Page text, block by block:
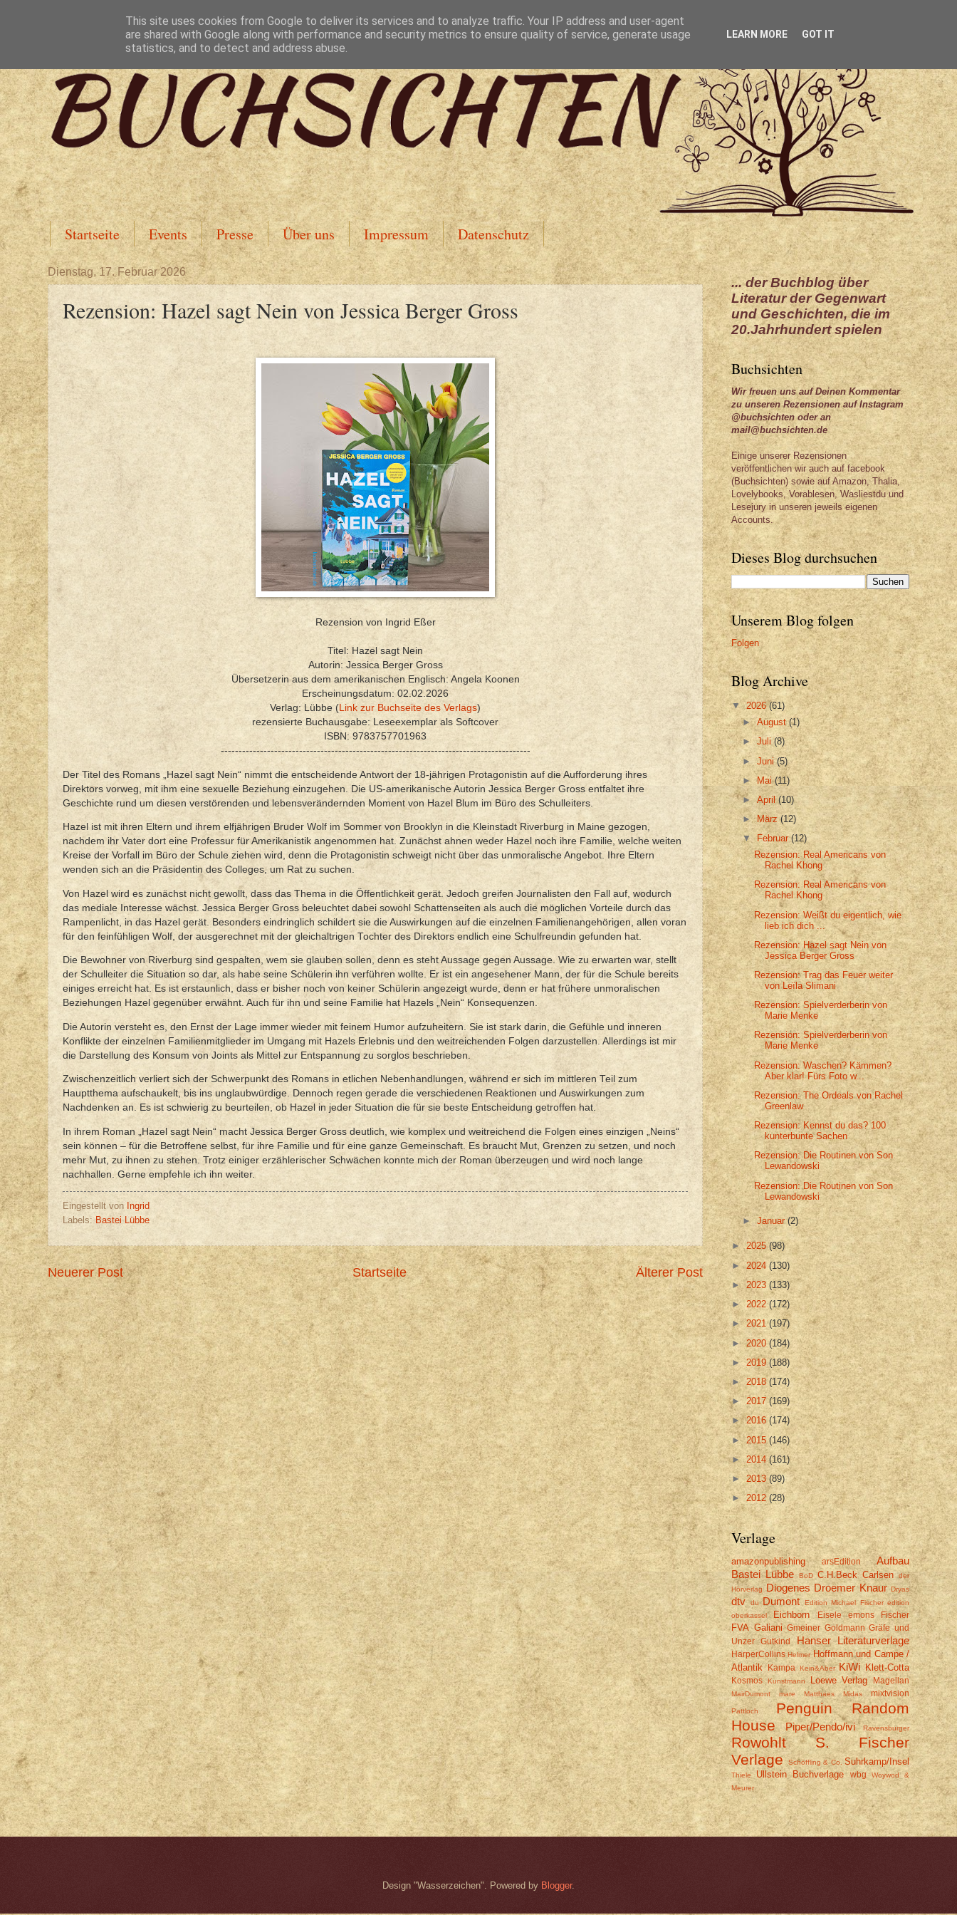
Startseite Events Presse Über uns Impressum Datenschutz
Dienstag, 17. Februar 2026
Rezension: Hazel sagt Nein von Jessica Berger Gross
Rezension von Ingrid Eßer
Titel: Hazel sagt Nein
Autorin: Jessica Berger Gross
Übersetzerin aus dem amerikanischen Englisch: Angela Koonen
Erscheinungsdatum: 02.02.2026
Verlag: Lübbe (Link zur Buchseite des Verlags)
rezensierte Buchausgabe: Leseexemplar als Softcover
ISBN: 9783757701963
---------------------------------------------------------------------------------------
Der Titel des Romans „Hazel sagt Nein“ nimmt die entscheidende Antwort der 18-jährigen Protagonistin auf die Aufforderung ihres
Direktors vorweg, mit ihm eine sexuelle Beziehung einzugehen. Die US-amerikanische Autorin Jessica Berger Gross entfaltet ihre
Geschichte rund um diesen verstörenden und lebensverändernden Moment von Hazel Blum im Büro des Schulleiters.
Hazel ist mit ihren Eltern und ihrem elfjährigen Bruder Wolf im Sommer von Brooklyn in die Kleinstadt Riverburg in Maine gezogen,
nachdem ihr Vater dort eine Professur für Amerikanistik angenommen hat. Zunächst ahnen weder Hazel noch ihre Familie, welche weiten
Kreise der Vorfall im Büro der Schule ziehen wird, denn die Protagonistin schweigt nicht über das unmoralische Angebot. Ihre Eltern
wenden sich an die Präsidentin des Colleges, um Rat zu suchen.
Von Hazel wird es zunächst nicht gewollt, dass das Thema in die Öffentlichkeit gerät. Jedoch greifen Journalisten den Fall auf, wodurch
das mediale Interesse wächst. Jessica Berger Gross beleuchtet dabei sowohl Schattenseiten als auch die möglichen Vorteile durch das
Rampenlicht, in das Hazel gerät. Besonders eindringlich schildert sie die Auswirkungen auf die einzelnen Familienangehörigen, allen voran
für den feinfühligen Wolf, der ausgerechnet mit der gleichaltrigen Tochter des Direktors endlich eine Schulfreundin gefunden hat.
Die Bewohner von Riverburg sind gespalten, wem sie glauben sollen, denn es steht Aussage gegen Aussage. Wie zu erwarten war, stellt
der Schulleiter die Situation so dar, als habe seine Schülerin ihn verführen wollte. Er ist ein angesehener Mann, der für die Schule bereits
einiges erreicht hat. Es ist erstaunlich, dass er bisher noch von keiner Schülerin angezeigt wurde, denn er hat frühere unmoralischen
Beziehungen Hazel gegenüber erwähnt. Auch für ihn und seine Familie hat Hazels „Nein“ Konsequenzen.
Die Autorin versteht es, den Ernst der Lage immer wieder mit feinem Humor aufzuheitern. Sie ist stark darin, die Gefühle und inneren
Konflikte der einzelnen Familienmitglieder im Umgang mit Hazels Erlebnis und den weitreichenden Folgen darzustellen. Allerdings ist mir
die Darstellung des Konsum von Joints als Mittel zur Entspannung zu sorglos beschrieben.
Zwischenzeitlich verliert sich der Schwerpunkt des Romans in etlichen Nebenhandlungen, während er sich im mittleren Teil zum
Hauptthema aufschaukelt, bis ins unglaubwürdige. Dennoch regen gerade die verschiedenen Reaktionen und Auswirkungen zum
Nachdenken an. Es ist schwierig zu beurteilen, ob Hazel in jeder Situation die für sie beste Entscheidung getroffen hat.
In ihrem Roman „Hazel sagt Nein“ macht Jessica Berger Gross deutlich, wie komplex und weitreichend die Folgen eines einzigen „Neins“
sein können – für die Betroffene selbst, für ihre Familie und für eine ganze Gemeinschaft. Es braucht Mut, Grenzen zu setzen, und noch
mehr Mut, zu ihnen zu stehen. Trotz einiger erzählerischer Schwächen konnte mich der Roman überzeugen und wird noch lange
nachhallen. Gerne empfehle ich ihn weiter.
Eingestellt von Ingrid
Labels:Bastei Lübbe
Neuerer Post Älterer Post
Startseite
... der Buchblog über
Literatur der Gegenwart
und Geschichten, die im
20.Jahrhundert spielen
Buchsichten
Wir freuen uns auf Deinen Kommentar
zu unseren Rezensionen auf Instagram
@buchsichten oder an
mail@buchsichten.de
Einige unserer Rezensionen
veröffentlichen wir auch auf facebook
(Buchsichten) sowie auf Amazon, Thalia,
Lovelybooks, Vorablesen, Wasliestdu und
Lesejury in unseren jeweils eigenen
Accounts.
Dieses Blog durchsuchen
Unserem Blog folgen
Folgen
Blog Archive
▼2026(61)
►August(1)
►Juli(8)
►Juni(5)
►Mai(11)
►April(10)
► März(12)
▼ Februar(12)
Rezension: Real Americans von
Rachel Khong
Rezension: Real Americans von
Rachel Khong
Rezension: Weißt du eigentlich, wie
lieb ich dich ...
Rezension: Hazel sagt Nein von
Jessica Berger Gross
Rezension: Trag das Feuer weiter
von Leïla Slimani
Rezension: Spielverderberin von
Marie Menke
Rezension: Spielverderberin von
Marie Menke
Rezension: Waschen? Kämmen?
Aber klar! Fürs Foto w...
Rezension: The Ordeals von Rachel
Greenlaw
Rezension: Kennst du das? 100
kunterbunte Sachen
Rezension: Die Routinen von Son
Lewandowski
Rezension: Die Routinen von Son
Lewandowski
►Januar(2)
►2025(98)
►2024 (130)
► 2023(133)
► 2022(172)
►2021(197)
►2020(184)
►2019(188)
► 2018(174)
►2017(169)
►2016(174)
►2015(146)
►2014(161)
►2013(89)
►2012 (28)
Verlage
amazonpublishing arsEdition
Aufbau
Bastei Lübbe
BoD C.H.Beck Carlsen
der
Hörverlag Diogenes Droemer Knaur Dryas
dtv du Dumont Edition Michael Fischer edition
oberkassel
Eichborn Eisele emons Fischer
FVA Galiani Gmeiner Goldmann Gräfe und
Unzer
Gutkind Hanser Literaturverlage
HarperCollins Helmer Hoffmann und Campe /
Atlantik
Kampa Kein&Aber KiWi Klett-Cotta
Kosmos Kunstmann Loewe Verlag Magellan
MairDumont mare Matthaes Midas mixtvision
Pattloch
Penguin Random
House
Piper/Pendo/ivi Ravensburger
Rowohlt
S. Fischer
Verlage
Schöffling & Co. Suhrkamp/Insel
Thiele Ullstein Buchverlage wbg
Woywod &
Meurer
Design "Wasserzeichen". Powered by Blogger.
This site uses cookies from Google to deliver its services and to analyze traffic. Your IP address and user-agent
are shared with Google along with performance and security metrics to ensure quality of service, generate usage
statistics, and to detect and address abuse.
LEARN MORE GOT IT